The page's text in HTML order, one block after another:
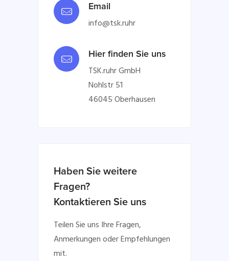
Email
info@tsk.ruhr
Hier finden Sie uns
TSK.ruhr GmbH
Nohlstr 51
46045 Oberhausen
Haben Sie weitere
Fragen?
Kontaktieren Sie uns
Teilen Sie uns Ihre Fragen,
Anmerkungen oder Empfehlungen
mit.